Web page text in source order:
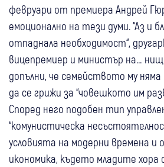
февруари от премиера Андрей
емоционално на тези думи. “Аз и
отпаднала необходимост“,
вицепремиер и министър на…
допълни, че семейството му
да се грижи за “човешкото им
Според него подобен тип
“комунистическа
условията на модерни времена и
икономика, където младите хора